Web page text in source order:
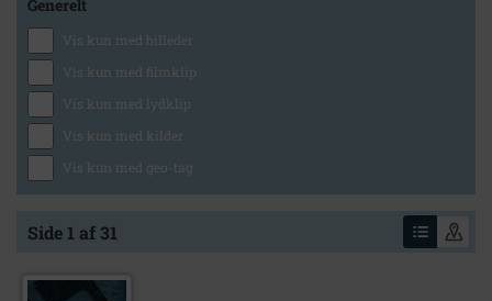
Generelt
Vis kun med billeder
Vis kun med filmklip
Vis kun med lydklip
Vis kun med kilder
Vis kun med geo-tag
Side 1 af 31